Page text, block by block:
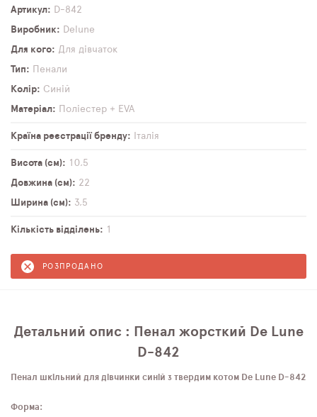
Артикул
D-842
Виробник
Delune
Для кого
Для дівчаток
Тип
Пенали
Колір
Синій
Матеріал
Поліестер + EVA
Країна реєстрації бренду Італія
Висота (см)
10,5
Довжина (см)
22
Ширина (см)
3,5
Кількість відділень 1
РОЗПРОДАНО
Детальний опис : Пенал жорсткий De Lune
D-842
Пенал шкільний для дівчинки синій з твердим котом De Lune D-842
Форма: